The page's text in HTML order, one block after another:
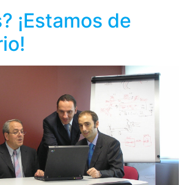
¡Estamos de